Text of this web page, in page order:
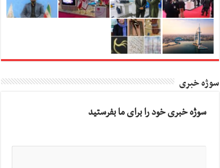
سوژه خبری
سوژه خبری خود را برای ما بفرستید